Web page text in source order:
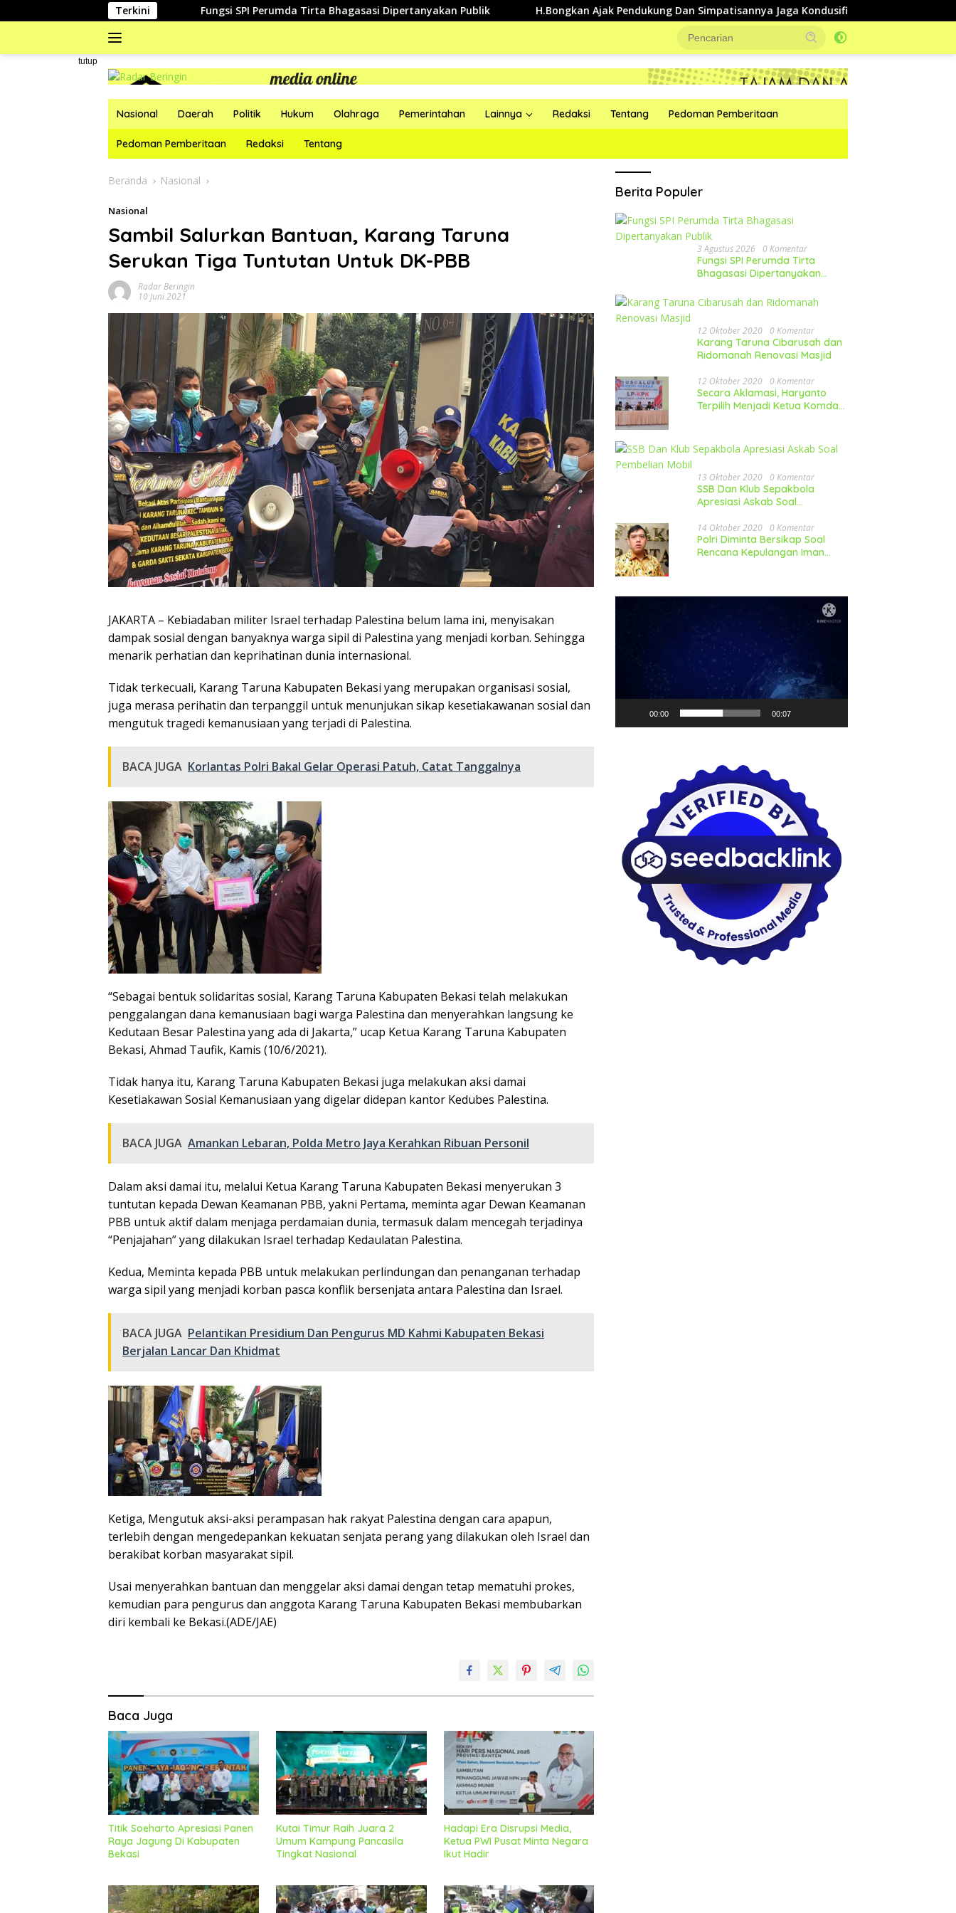
ke
TerkiniFungsi SPI Perumda Tirta Bhagasasi Dipertanyakan Publik H.Bongkan Ajak Pendukung Dan Simpatisannya Jaga Kondusifitas Selama Pilkades
tutup#
Nasional Daerah Politik Hukum Olahraga Pemerintahan Lainnya Redaksi Tentang Pedoman Pemberitaan
Pedoman Pemberitaan Redaksi Tentang
Beranda Nasional
Nasional
Sambil Salurkan Bantuan, Karang Taruna
Serukan Tiga Tuntutan Untuk DK-PBB
Radar Beringin
10 Juni 2021
JAKARTA – Kebiadaban militer Israel terhadap Palestina belum lama ini, menyisakan
dampak sosial dengan banyaknya warga sipil di Palestina yang menjadi korban. Sehingga
menarik perhatian dan keprihatinan dunia internasional.
Tidak terkecuali, Karang Taruna Kabupaten Bekasi yang merupakan organisasi sosial,
juga merasa perihatin dan terpanggil untuk menunjukan sikap kesetiakawanan sosial dan
mengutuk tragedi kemanusiaan yang terjadi di Palestina.
BACA JUGA Korlantas Polri Bakal Gelar Operasi Patuh, Catat Tanggalnya
“Sebagai bentuk solidaritas sosial, Karang Taruna Kabupaten Bekasi telah melakukan
penggalangan dana kemanusiaan bagi warga Palestina dan menyerahkan langsung ke
Kedutaan Besar Palestina yang ada di Jakarta,” ucap Ketua Karang Taruna Kabupaten
Bekasi, Ahmad Taufik, Kamis (10/6/2021).
Tidak hanya itu, Karang Taruna Kabupaten Bekasi juga melakukan aksi damai
Kesetiakawan Sosial Kemanusiaan yang digelar didepan kantor Kedubes Palestina.
BACA JUGA Amankan Lebaran, Polda Metro Jaya Kerahkan Ribuan Personil
Dalam aksi damai itu, melalui Ketua Karang Taruna Kabupaten Bekasi menyerukan 3
tuntutan kepada Dewan Keamanan PBB, yakni Pertama, meminta agar Dewan Keamanan
PBB untuk aktif dalam menjaga perdamaian dunia, termasuk dalam mencegah terjadinya
“Penjajahan” yang dilakukan Israel terhadap Kedaulatan Palestina.
Kedua, Meminta kepada PBB untuk melakukan perlindungan dan penanganan terhadap
warga sipil yang menjadi korban pasca konflik bersenjata antara Palestina dan Israel.
BACA JUGA Pelantikan Presidium Dan Pengurus MD Kahmi Kabupaten Bekasi
Berjalan Lancar Dan Khidmat
Ketiga, Mengutuk aksi-aksi perampasan hak rakyat Palestina dengan cara apapun,
terlebih dengan mengedepankan kekuatan senjata perang yang dilakukan oleh Israel dan
berakibat korban masyarakat sipil.
Usai menyerahkan bantuan dan menggelar aksi damai dengan tetap mematuhi prokes,
kemudian para pengurus dan anggota Karang Taruna Kabupaten Bekasi membubarkan
diri kembali ke Bekasi.(ADE/JAE)
Baca Juga
Titik Soeharto Apresiasi Panen
Raya Jagung Di Kabupaten
Bekasi
Kutai Timur Raih Juara 2
Umum Kampung Pancasila
Tingkat Nasional
Hadapi Era Disrupsi Media,
Ketua PWI Pusat Minta Negara
Ikut Hadir
Berita Populer
3 Agustus 2026 0 Komentar
Fungsi SPI Perumda Tirta
Bhagasasi Dipertanyakan
12 Oktober 2020 0 Komentar
Karang Taruna Cibarusah dan
Ridomanah Renovasi Masjid
12 Oktober 2020 0 Komentar
Secara Aklamasi, Haryanto
Terpilih Menjadi Ketua Komda
13 Oktober 2020 0 Komentar
SSB Dan Klub Sepakbola
Apresiasi Askab Soal
14 Oktober 2020 0 Komentar
Polri Diminta Bersikap Soal
Rencana Kepulangan Iman
00:00 00:07